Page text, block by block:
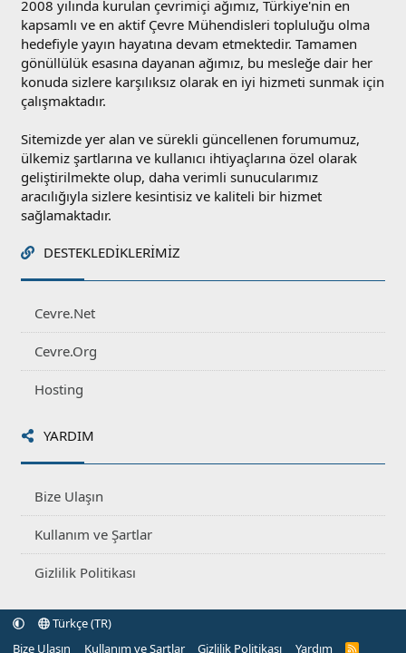
2008 yılında kurulan çevrimiçi ağımız, Türkiye'nin en
kapsamlı ve en aktif Çevre Mühendisleri topluluğu olma
hedefiyle yayın hayatına devam etmektedir. Tamamen
gönüllülük esasına dayanan ağımız, bu mesleğe dair her
konuda sizlere karşılıksız olarak en iyi hizmeti sunmak için
çalışmaktadır.
Sitemizde yer alan ve sürekli güncellenen forumumuz,
ülkemiz şartlarına ve kullanıcı ihtiyaçlarına özel olarak
geliştirilmekte olup, daha verimli sunucularımız
aracılığıyla sizlere kesintisiz ve kaliteli bir hizmet
sağlamaktadır.
DESTEKLEDIKLERIMIZ
Cevre.Net
Cevre.Org
Hosting
YARDIM
Bize Ulaşın
Kullanım ve Şartlar
Gizlilik Politikası
Türkçe (TR)
Bize Ulaşın
Kullanım ve Şartlar Gizlilik Politikası Yardım R